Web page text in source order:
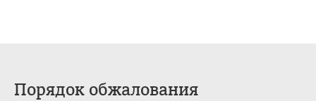
Порядок обжалования